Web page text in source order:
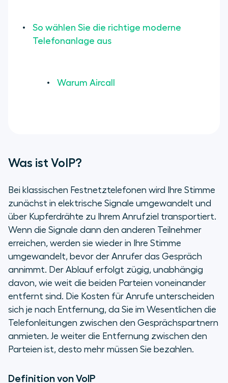
So wählen Sie die richtige moderne
Telefonanlage aus
Warum Aircall
Was ist VoIP?
Bei klassischen Festnetztelefonen wird Ihre Stimme
zunächst in elektrische Signale umgewandelt und
über Kupferdrähte zu Ihrem Anrufziel transportiert.
Wenn die Signale dann den anderen Teilnehmer
erreichen, werden sie wieder in Ihre Stimme
umgewandelt, bevor der Anrufer das Gespräch
annimmt. Der Ablauf erfolgt zügig, unabhängig
davon, wie weit die beiden Parteien voneinander
entfernt sind. Die Kosten für Anrufe unterscheiden
sich je nach Entfernung, da Sie im Wesentlichen die
Telefonleitungen zwischen den Gesprächspartnern
anmieten. Je weiter die Entfernung zwischen den
Parteien ist, desto mehr müssen Sie bezahlen.
Definition von VoIP